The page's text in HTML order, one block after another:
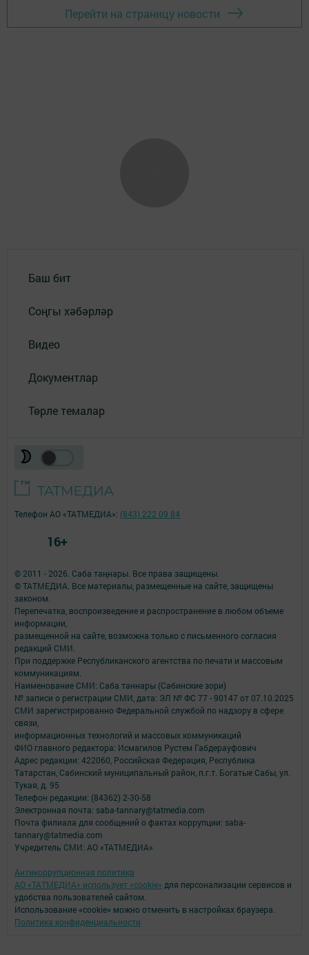
Перейти на страницу новости
Баш бит
Соңгы хәбәрләр
Видео
Документлар
Төрле темалар
© 2011 - 2026. Саба таңнары. Все права защищены.
© ТАТМЕДИА. Все материалы, размещенные на сайте, защищены
законом.
Перепечатка, воспроизведение и распространение в любом объеме
информации,
размещенной на сайте, возможна только с письменного согласия
редакций СМИ.
При поддержке Республиканского агентства по печати и массовым
коммуникациям.
Наименование СМИ: Саба таннары (Сабинские зори)
№ записи о регистрации СМИ, дата: ЭЛ № ФС 77 - 90147 от 07.10.2025
СМИ зарегистрированно Федеральной службой по надзору в сфере
связи,
информационных технологий и массовых коммуникаций
ФИО главного редактора: Исмагилов Рустем Габдерауфович
Адрес редакции: 422060, Российская Федерация, Республика
Татарстан, Сабинский муниципальный район, п.г.т. Богатые Сабы, ул.
Тукая, д. 95
Телефон редакции: (84362) 2-30-58
Электронная почта: saba-tannary@tatmedia.com
Почта филиала для сообщений о фактах коррупции: saba-
tannary@tatmedia.com
Учредитель СМИ: АО «ТАТМЕДИА»
Антикоррупционная политика
АО «ТАТМЕДИА» использует «cookie» для персонализации сервисов и
удобства пользователей сайтом.
Использование «cookie» можно отменить в настройках браузера.
Политика конфиденциальности
Телефон АО «ТАТМЕДИА»: (843) 222 09 84
16+